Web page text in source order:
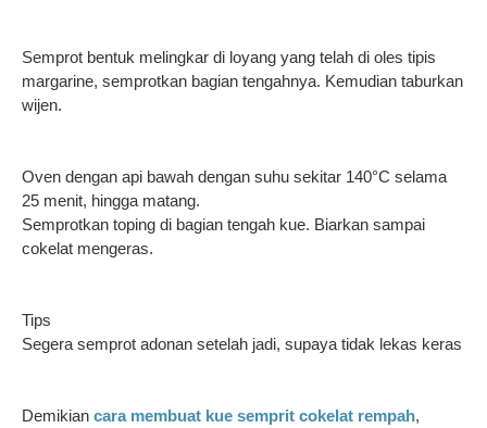
Semprot bentuk melingkar di loyang yang telah di oles tipis
margarine, semprotkan bagian tengahnya. Kemudian taburkan
wijen.
Oven dengan api bawah dengan suhu sekitar 140°C selama
25 menit, hingga matang.
Semprotkan toping di bagian tengah kue. Biarkan sampai
cokelat mengeras.
Tips
Segera semprot adonan setelah jadi, supaya tidak lekas keras
Demikian cara membuat kue semprit cokelat rempah,